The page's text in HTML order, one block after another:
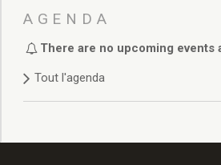
Délibérations 2022
Délibérations 2021
Délibérations 2020
Délibérations 2019
Délibérations 2018
AGENDA
There are no upcoming events
Tout l'agenda